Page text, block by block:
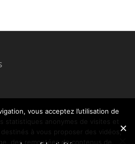
vous acceptez l’utilisation de
statistiques anonymes de visites et
à vous proposer des vidéos,
des remontées de contenus de